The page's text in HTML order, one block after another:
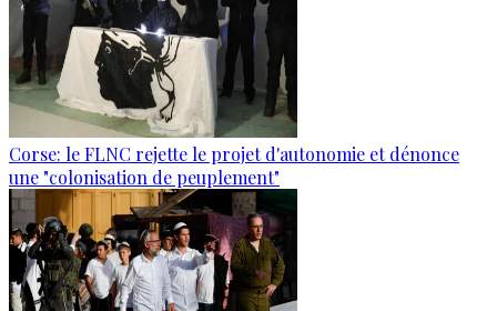
Corse: le FLNC rejette le projet d'autonomie et dénonce
une "colonisation de peuplement"